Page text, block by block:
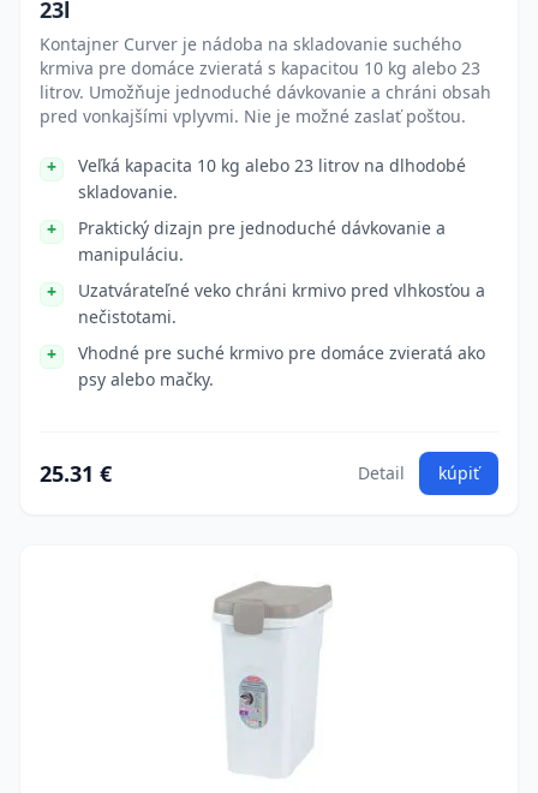
23l
Kontajner Curver je nádoba na skladovanie suchého
krmiva pre domáce zvieratá s kapacitou 10 kg alebo 23
litrov. Umožňuje jednoduché dávkovanie a chráni obsah
pred vonkajšími vplyvmi. Nie je možné zaslať poštou.
Veľká kapacita 10 kg alebo 23 litrov na dlhodobé
skladovanie.
Praktický dizajn pre jednoduché dávkovanie a
manipuláciu.
Uzatvárateľné veko chráni krmivo pred vlhkosťou a
nečistotami.
Vhodné pre suché krmivo pre domáce zvieratá ako
psy alebo mačky.
25.31 € Detail kúpiť